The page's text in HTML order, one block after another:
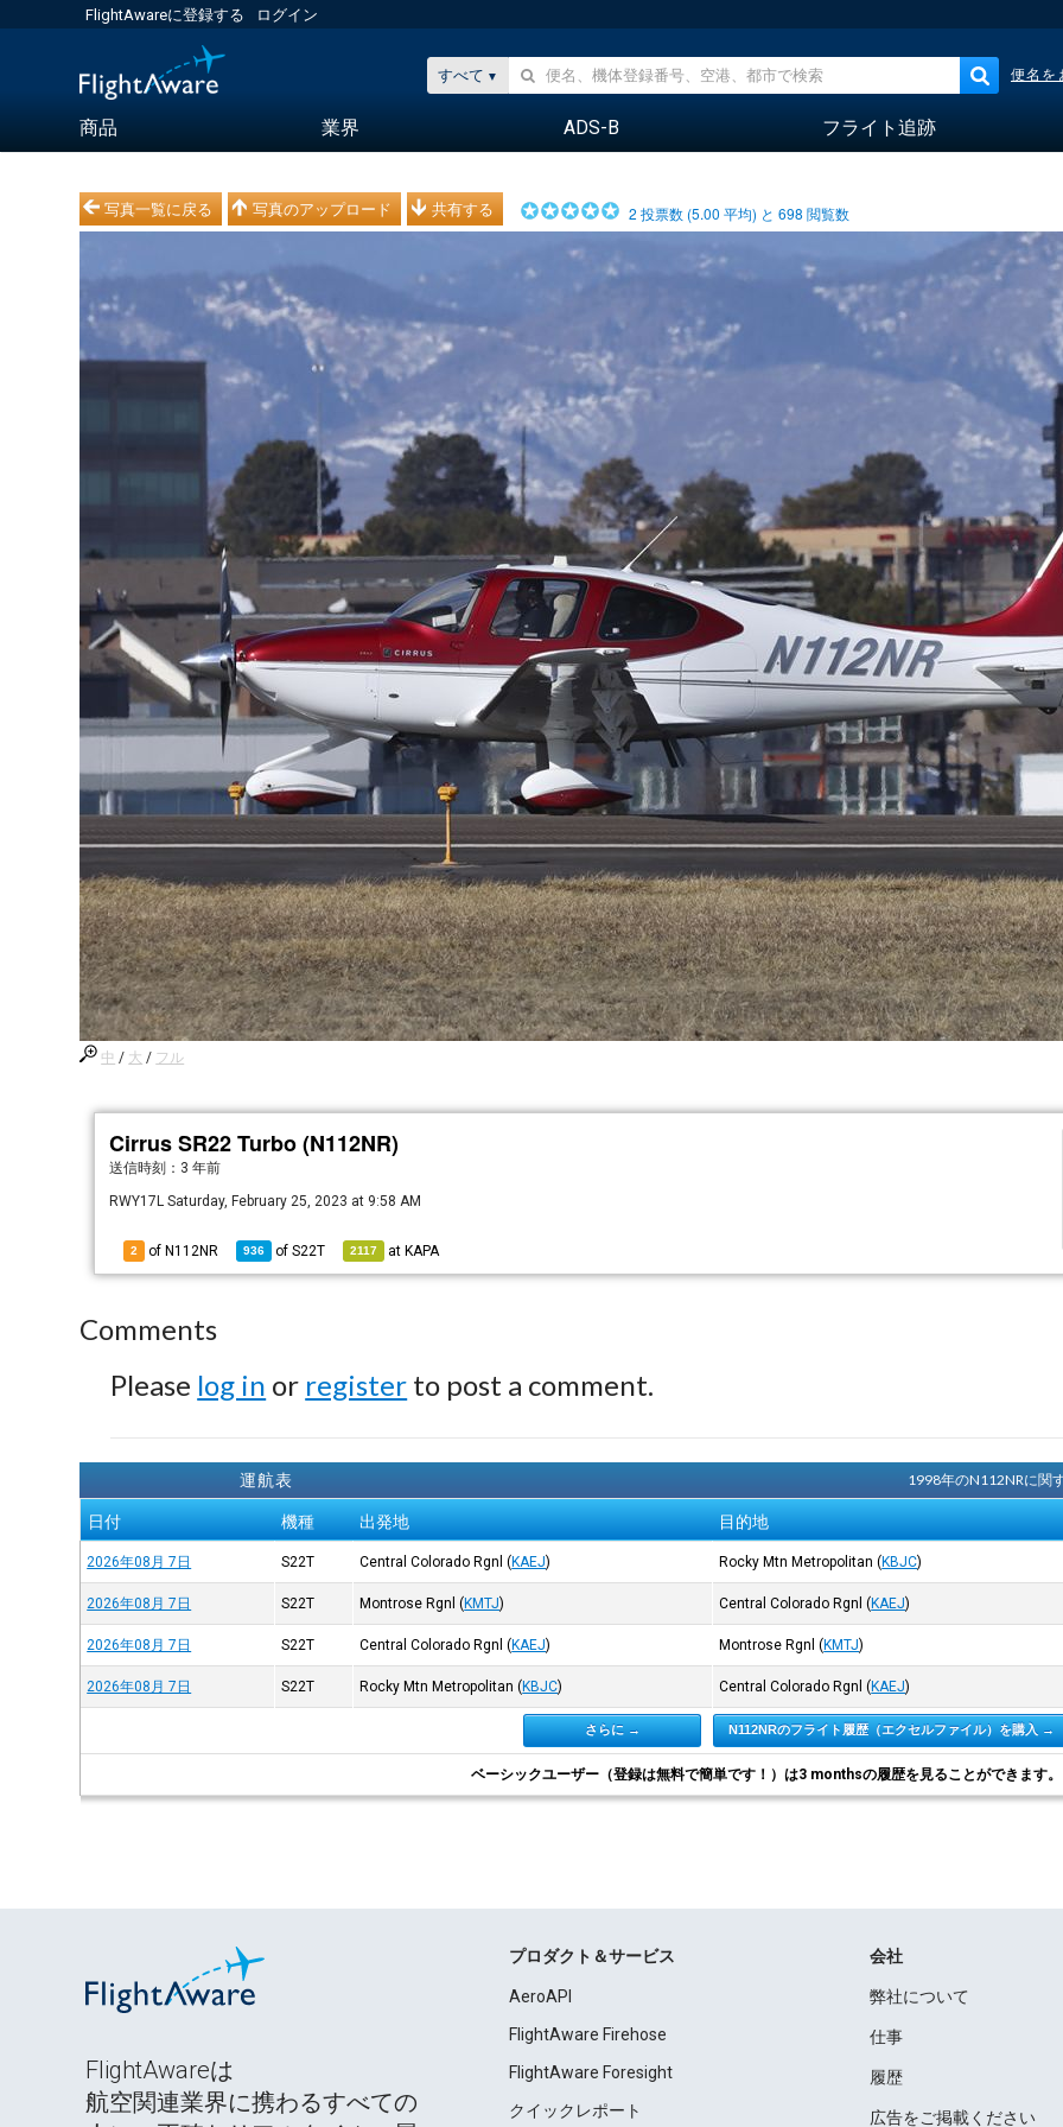
FlightAwareに登録する ログイン
すべて 便名を
商品 業界 ADS-B フライト追跡
写真一覧に戻る 写真のアップロード 共有する 2 投票数 (5.00 平均) と698 閲覧数
中 / 大 / フル
Cirrus SR22 Turbo (N112NR)
送信時刻： 3 年前
RWY17L Saturday, February 25, 2023 at 9:58 AM
2 of N112NR 936 ofS22T 2117 at KAPA
Comments
Please log in or register to post a comment.
運航表 1998年のN112NRに関
日付 機種 出発地 目的地
2026年08月 7日 S22T Central Colorado Rgnl (KAEJ) Rocky Mtn Metropolitan (KBJC)
2026年08月 7日 S22T Montrose Rgnl (KMTJ) Central Colorado Rgnl (KAEJ)
2026年08月 7日 S22T Central Colorado Rgnl (KAEJ) Montrose Rgnl (KMTJ)
2026年08月 7日 S22T Rocky Mtn Metropolitan (KBJC) Central Colorado Rgnl (KAEJ)
さらに → N112NRのフライト履歴（エクセルファイル）を購入 →
ベーシックユーザー（登録は無料で簡単です！）は3 monthsの履歴を見ることができます
FlightAwareは
航空関連業界に携わるすべての
プロダクト＆サービス
AeroAPI
FlightAware Firehose
FlightAware Foresight
クイックレポート
会社
弊社について
仕事
履歴
広告をご掲載ください